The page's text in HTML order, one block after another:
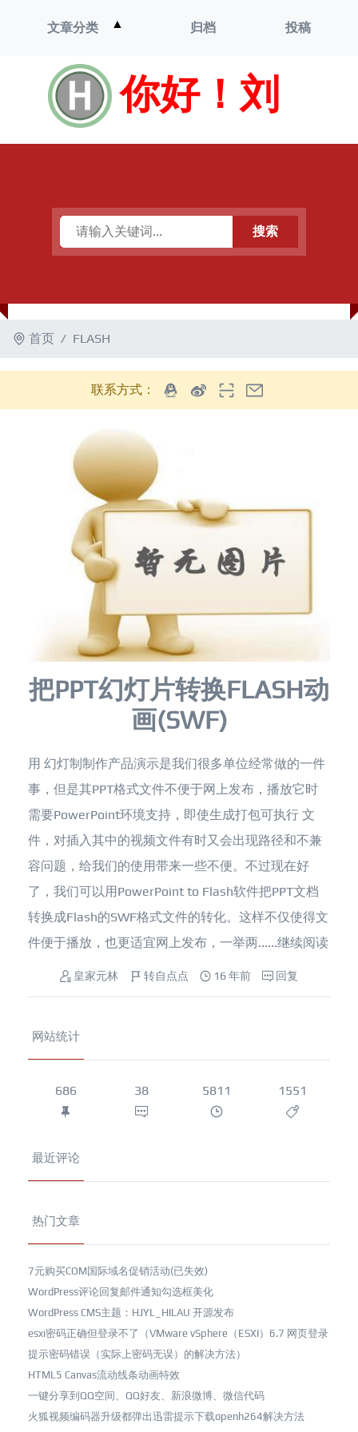
你好！刘
文章分类 ▲
单
归档 投稿
搜索
首页 FLASH
联系方式：
把PPT幻灯片转换FLASH动
画(SWF)
用 幻灯制制作产品演示是我们很多单位经常做的一件
事，但是其PPT格式文件不便于网上发布，播放它时
需要PowerPoint环境支持，即使生成打包可执行 文
件，对插入其中的视频文件有时又会出现路径和不兼
容问题，给我们的使用带来一些不便。不过现在好
了，我们可以用PowerPoint to Flash软件把PPT文档
转换成Flash的SWF格式文件的转化。这样不仅使得文
件便于播放，也更适宜网上发布，一举两......继续阅读
皇家元林 转自点点 16 年前 回复
网站统计
686 38 5811 1551
最近评论
热门文章
7元购买COM国际域名促销活动(已失效)
WordPress评论回复邮件通知勾选框美化
WordPress CMS主题：HJYL_HILAU 开源发布
esxi密码正确但登录不了（VMware vSphere（ESXI）6.7 网页登录
提示密码错误（实际上密码无误）的解决方法）
HTML5 Canvas流动线条动画特效
一键分享到QQ空间、QQ好友、新浪微博、微信代码
火狐视频编码器升级都弹出迅雷提示下载openh264解决方法